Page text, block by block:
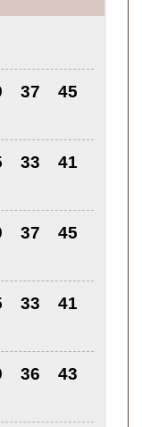
37
45
33
41
37
45
33
41
36
43